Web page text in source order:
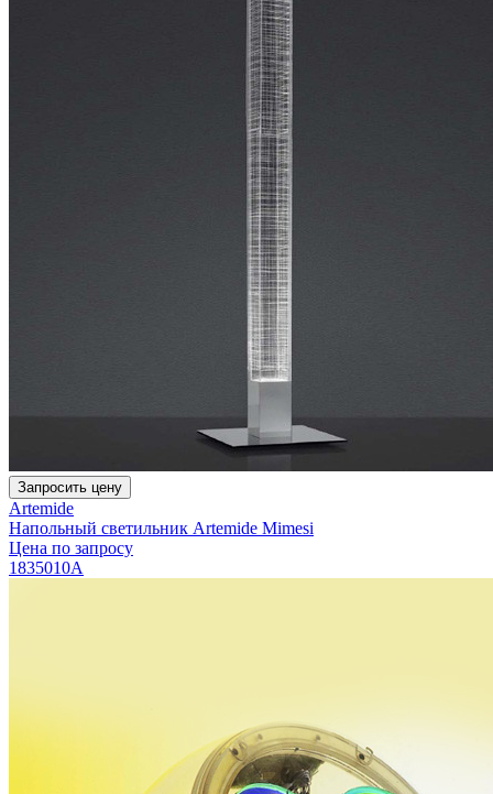
Запросить цену
Artemide
Напольный светильник Artemide Mimesi
Цена по запросу
1835010A